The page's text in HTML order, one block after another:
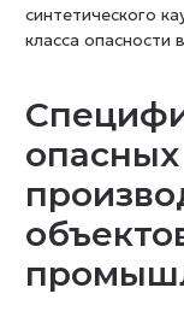
синтетического
класса
Специфика обследования
опасных